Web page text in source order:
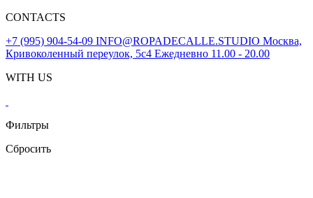
CONTACTS
+7 (995) 904-54-09 INFO@ROPADECALLE.STUDIO Москва,
Кривоколенный переулок, 5с4 Ежедневно 11.00 - 20.00
WITH US
Фильтры
Сбросить